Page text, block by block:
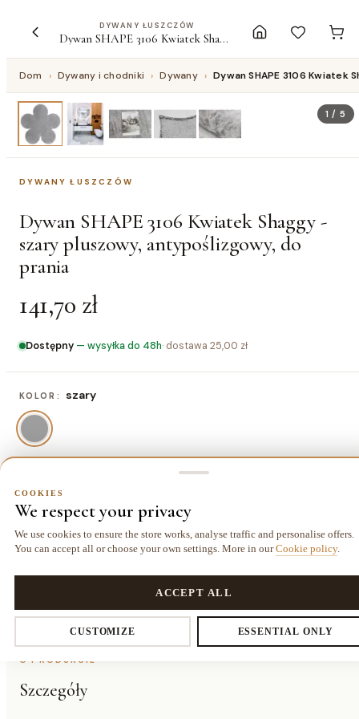
DYWANY ŁUSZCZÓW
Dywan SHAPE 3106 Kwiatek Shaggy - szary pluszowy, antypoślizgowy, do prania
Dom › Dywany i chodniki › Dywany › Dywan SHAPE 3106
1 /5
DYWANY ŁUSZCZÓW
Dywan SHAPE 3106 Kwiatek Shaggy -
szary pluszowy, antypoślizgowy, do
prania
141,70 zł
Dostępny — wysyłka do 48h· dostawa 25,00 zł
KOLOR: szary
80x80 cm
141,70 zł
14 dni
O PRODUKCIE
Szczegóły
COOKIES
We respect your privacy
We use cookies to ensure the store works, analyse traffic and personalise offers.
You can accept all or choose your own settings. More in our Cookie policy.
CUSTOMIZE ESSENTIAL ONLY
ACCEPT ALL
the store and cart. The rest you enable voluntarily.